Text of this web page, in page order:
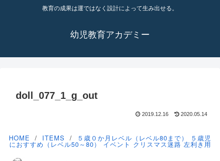
教育の成果は運ではなく設計によって生み出せる。
幼児教育アカデミー
doll_077_1_g_out
2019.12.16 2020.05.14
HOME ITEMS ５歳０か月レベル（レベル80まで） ５歳児
におすすめ（レベル50～80） イベント クリスマス迷路 左利き用